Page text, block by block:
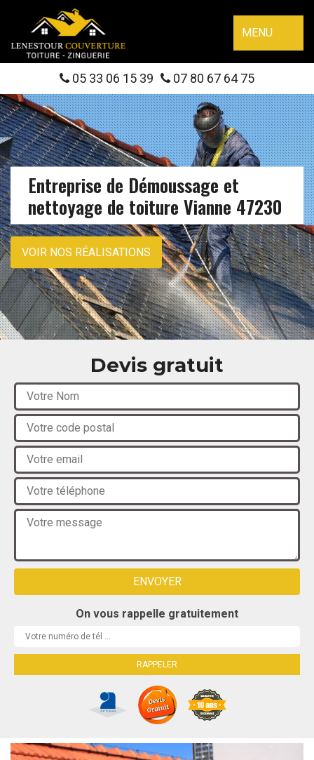
MENU
05 33 06 15 39 07 80 67 64 75
Entreprise de Démoussage et
nettoyage de toiture Vianne 47230
VOIR NOS RÉALISATIONS
Devis gratuit
On vous rappelle gratuitement